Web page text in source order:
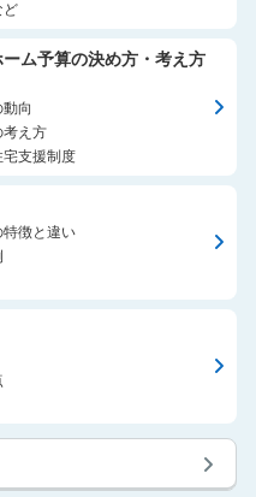
ど
ーム予算の決め方・考え方
向
考え方
支援制度
特徴と違い